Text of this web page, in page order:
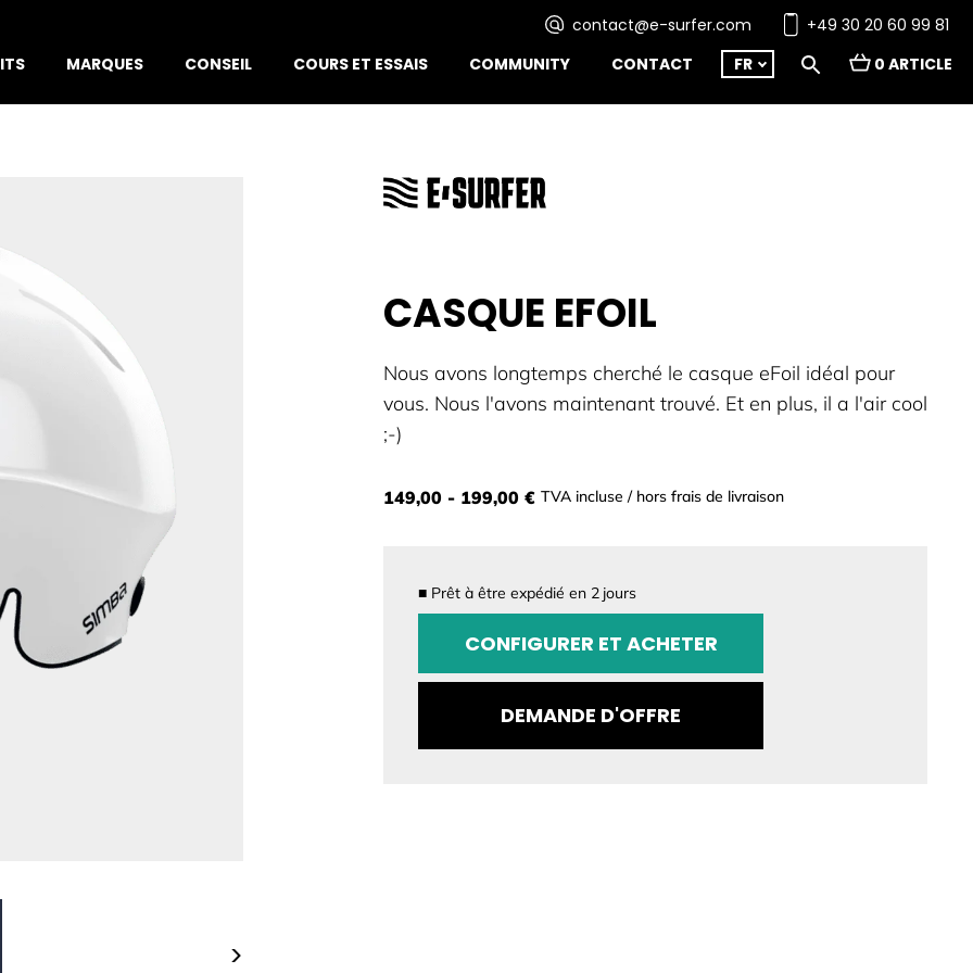
contact@e-surfer.com
+49 30 20 60 99 81
MARQUES CONSEIL COURS ET ESSAIS COMMUNITY CONTACT FR 0 ARTICLE
>
CASQUE EFOIL
Nous avons longtemps cherché le casque eFoil idéal pour
vous. Nous l'avons maintenant trouvé. Et en plus, il a l'air cool
;-)
149,00 - 199,00 € TVA incluse / hors frais de livraison
■ Prêt à être expédié en 2 jours
CONFIGURATION
CONFIGURER ET ACHETER
DEMANDE D'OFFRE